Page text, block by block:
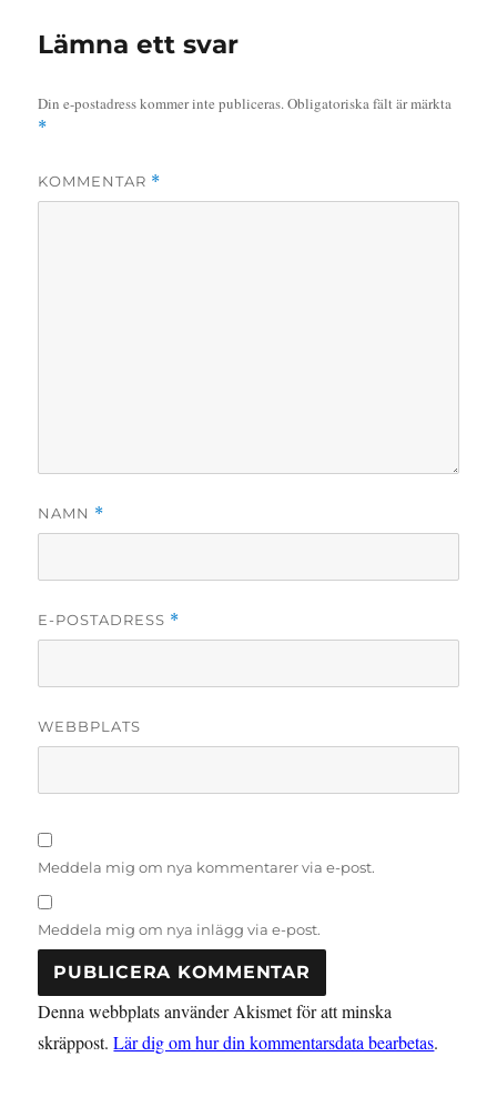
Lämna ett svar
Din e-postadress kommer inte publiceras.Obligatoriska fält är märkta
*
KOMMENTAR *
NAMN *
E-POSTADRESS *
WEBBPLATS
Meddela mig om nya kommentarer via e-post.
Meddela mig om nya inlägg via e-post.
Denna webbplats använder Akismet för att minska
skräppost.Lär dig om hur din kommentarsdata bearbetas.